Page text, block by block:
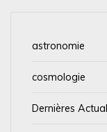
astronomie
cosmologie
Dernières